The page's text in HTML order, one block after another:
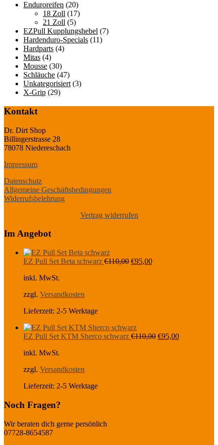
Enduroreifen (20)
18 Zoll (17)
21 Zoll (5)
EZPull Kupplungshebel (7)
Hardenduro-Specials (11)
Hardparts (4)
Mitas (4)
Mousse (30)
Schläuche (47)
Unkategorisiert (3)
X-Grip (29)
Kontakt
Dr. Dirt Shop
Billingerstrasse 28
78078 Niedereschach
Impressum
Datenschutz
Allgemeine Geschäftsbedingungen
Widerrufsbelehrung
Vertrag widerrufen
Im Angebot
EZ Pull Set Beta schwarz €110,00 Ursprünglicher
€95,00Aktueller
inkl. MwSt.
zzgl. Versandkosten
Lieferzeit: 2-5 Werktage
EZ Pull Set KTM Sherco schwarz €110,00 Ursprünglicher
€95,00Aktueller
inkl. MwSt.
zzgl. Versandkosten
Lieferzeit: 2-5 Werktage
Noch Fragen?
Wir beraten dich gerne persönlich
07728-8654587